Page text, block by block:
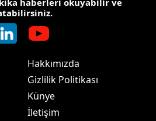
haberleri okuyabilir ve
Hakkımızda
Gizlilik Politikası
Künye
İletişim